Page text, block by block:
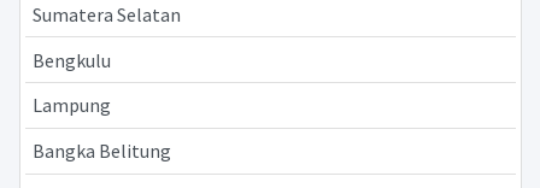
Sumatera Selatan
Bengkulu
Lampung
Bangka Belitung